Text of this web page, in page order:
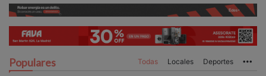
cargo
GOLEADORES DE LA
QUINTA FECHA
Populares Todas Locales Deportes